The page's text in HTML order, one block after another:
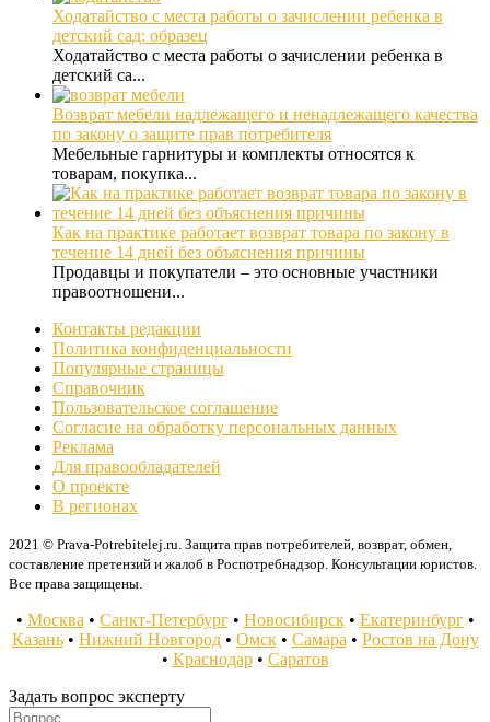
Ходатайство с места работы о зачислении ребенка в
детский сад: образец
Ходатайство с места работы о зачислении ребенка в
детский са...
Возврат мебели надлежащего и ненадлежащего качества
по закону о защите прав потребителя
Мебельные гарнитуры и комплекты относятся к
товарам, покупка...
Как на практике работает возврат товара по закону в
течение 14 дней без объяснения причины
Продавцы и покупатели – это основные участники
правоотношени...
Контакты редакции
Политика конфиденциальности
Популярные страницы
Справочник
Пользовательское соглашение
Согласие на обработку персональных данных
Реклама
Для правообладателей
О проекте
В регионах
2021 © Prava-Potrebitelej.ru. Защита прав потребителей, возврат, обмен,
составление претензий и жалоб в Роспотребнадзор. Консультации юристов.
Все права защищены.
• Москва • Санкт-Петербург• Новосибирск• Екатеринбург•
Казань• Нижний Новгород• Омск• Самара • Ростов на Дону
• Краснодар• Саратов
Задать вопрос эксперту